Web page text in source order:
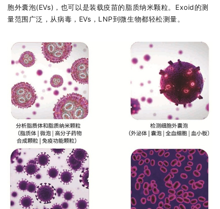
胞外囊泡(EVs)，也可以是装载疫苗的脂质纳米颗粒。Exoid的测
量范围广泛，从病毒，EVs，LNP到微生物都轻松测量。